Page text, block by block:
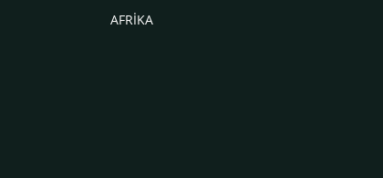
AFRİKA